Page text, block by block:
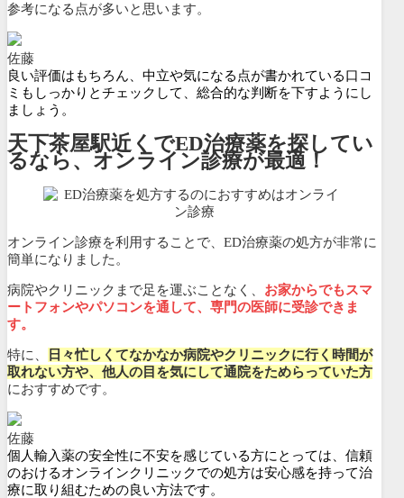
参考になる点が多いと思います。
佐藤
良い評価はもちろん、中立や気になる点が書かれている口コ
ミもしっかりとチェックして、総合的な判断を下すようにし
ましょう。
天下茶屋駅近くでED治療薬を探してい
るなら、オンライン診療が最適！
オンライン診療を利用することで、ED治療薬の処方が非常に
簡単になりました。
病院やクリニックまで足を運ぶことなく、 お家からでもスマ
ートフォンやパソコンを通して、専門の医師に受診できま
す。
特に、
日々忙しくてなかなか病院やクリニックに行く時間が
取れない方や、他人の目を気にして通院をためらっていた方
におすすめです。
佐藤
個人輸入薬の安全性に不安を感じている方にとっては、信頼
のおけるオンラインクリニックでの処方は安心感を持って治
療に取り組むための良い方法です。